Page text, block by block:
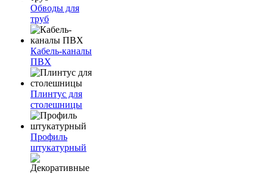
Обводы для
труб
Кабель-каналы
ПВХ
Плинтус для
столешницы
Профиль
штукатурный